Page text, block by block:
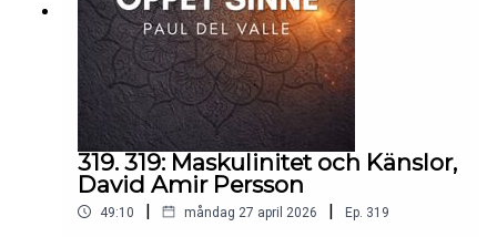
https://www.instagram.com/pauldelvall...
319. 319: Maskulinitet och Känslor,
David Amir Persson
49:10 | måndag 27 april 2026 | Ep. 319